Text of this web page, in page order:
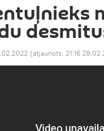
(atjaunots: 21:16